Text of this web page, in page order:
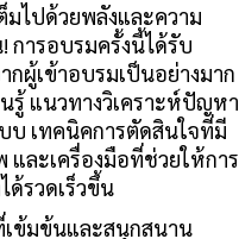
มไปด้วยพลังและความ
การอบรมครั้งนี้ได้รับ
กผู้เข้าอบรมเป็นอย่างมาก
รู้ แนวทางวิเคราะห์ปัญหา
บ เทคนิคการตัดสินใจที่มี
และเครื่องมือที่ช่วยให้การ
รวดเร็วขึ้น
เข้มข้นและสนุกสนาน